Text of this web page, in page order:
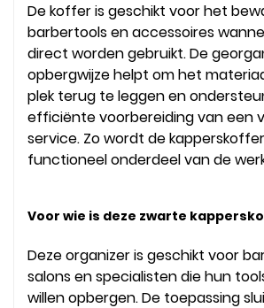
De koffer is geschikt voor het
barbertools en accessoires
direct worden gebruikt. De
opbergwijze helpt om het
plek terug te leggen en
efficiënte voorbereiding van een
service. Zo wordt de
functioneel onderdeel van de
Voor wie is deze zwarte
Deze organizer is geschikt voor
salons en specialisten die hun
willen opbergen. De toepassing